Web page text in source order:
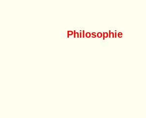
Philosophie